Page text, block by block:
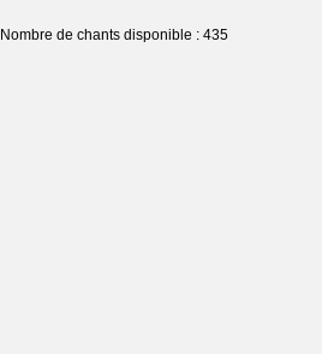
Nombre de chants disponible : 435